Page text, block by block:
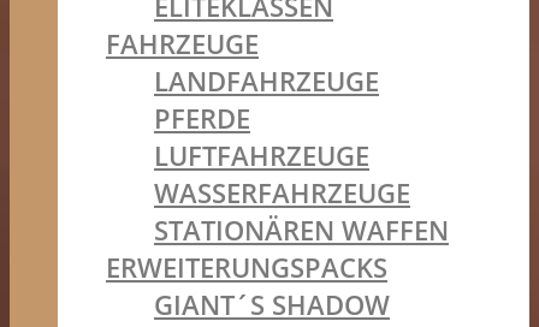
FAHRZEUGE
LANDFAHRZEUGE
PFERDE
LUFTFAHRZEUGE
WASSERFAHRZEUGE
STATIONÄREN WAFFEN
ERWEITERUNGSPACKS
GIANT´S SHADOW